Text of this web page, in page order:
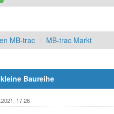
MB-trac MB-trac Markt
Baureihe
17:26